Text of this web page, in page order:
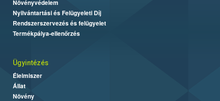
Növényvédelem
Nyilvántartási és Felügyeleti Díj
Rendszerszervezés és felügyelet
Termékpálya-ellenőrzés
Ügyintézés
Élelmiszer
Állat
Növény